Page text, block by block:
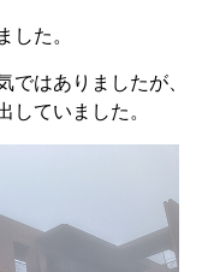
した。
ではありましたが、
していました。